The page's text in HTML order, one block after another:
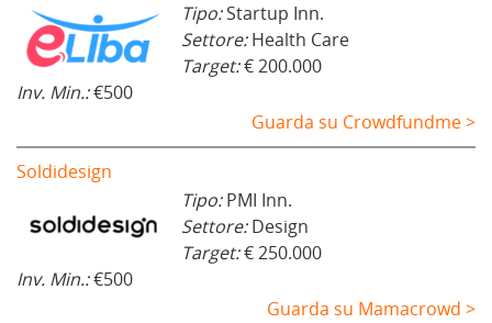
Tipo:Startup Inn.
Settore:Health Care
Target:€ 200.000
Inv. Min.:€500
Guarda su Crowdfundme >
Soldidesign
Tipo:PMI Inn.
Settore:Design
Target:€ 250.000
Inv. Min.:€500
Guarda su Mamacrowd >